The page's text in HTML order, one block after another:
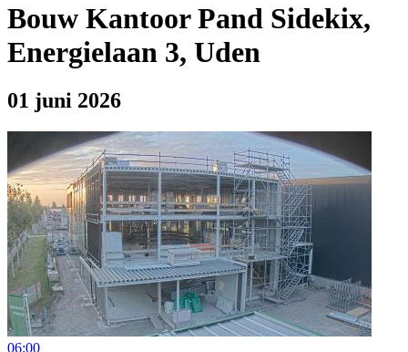
Bouw Kantoor Pand Sidekix,
Energielaan 3, Uden
01 juni 2026
06:00